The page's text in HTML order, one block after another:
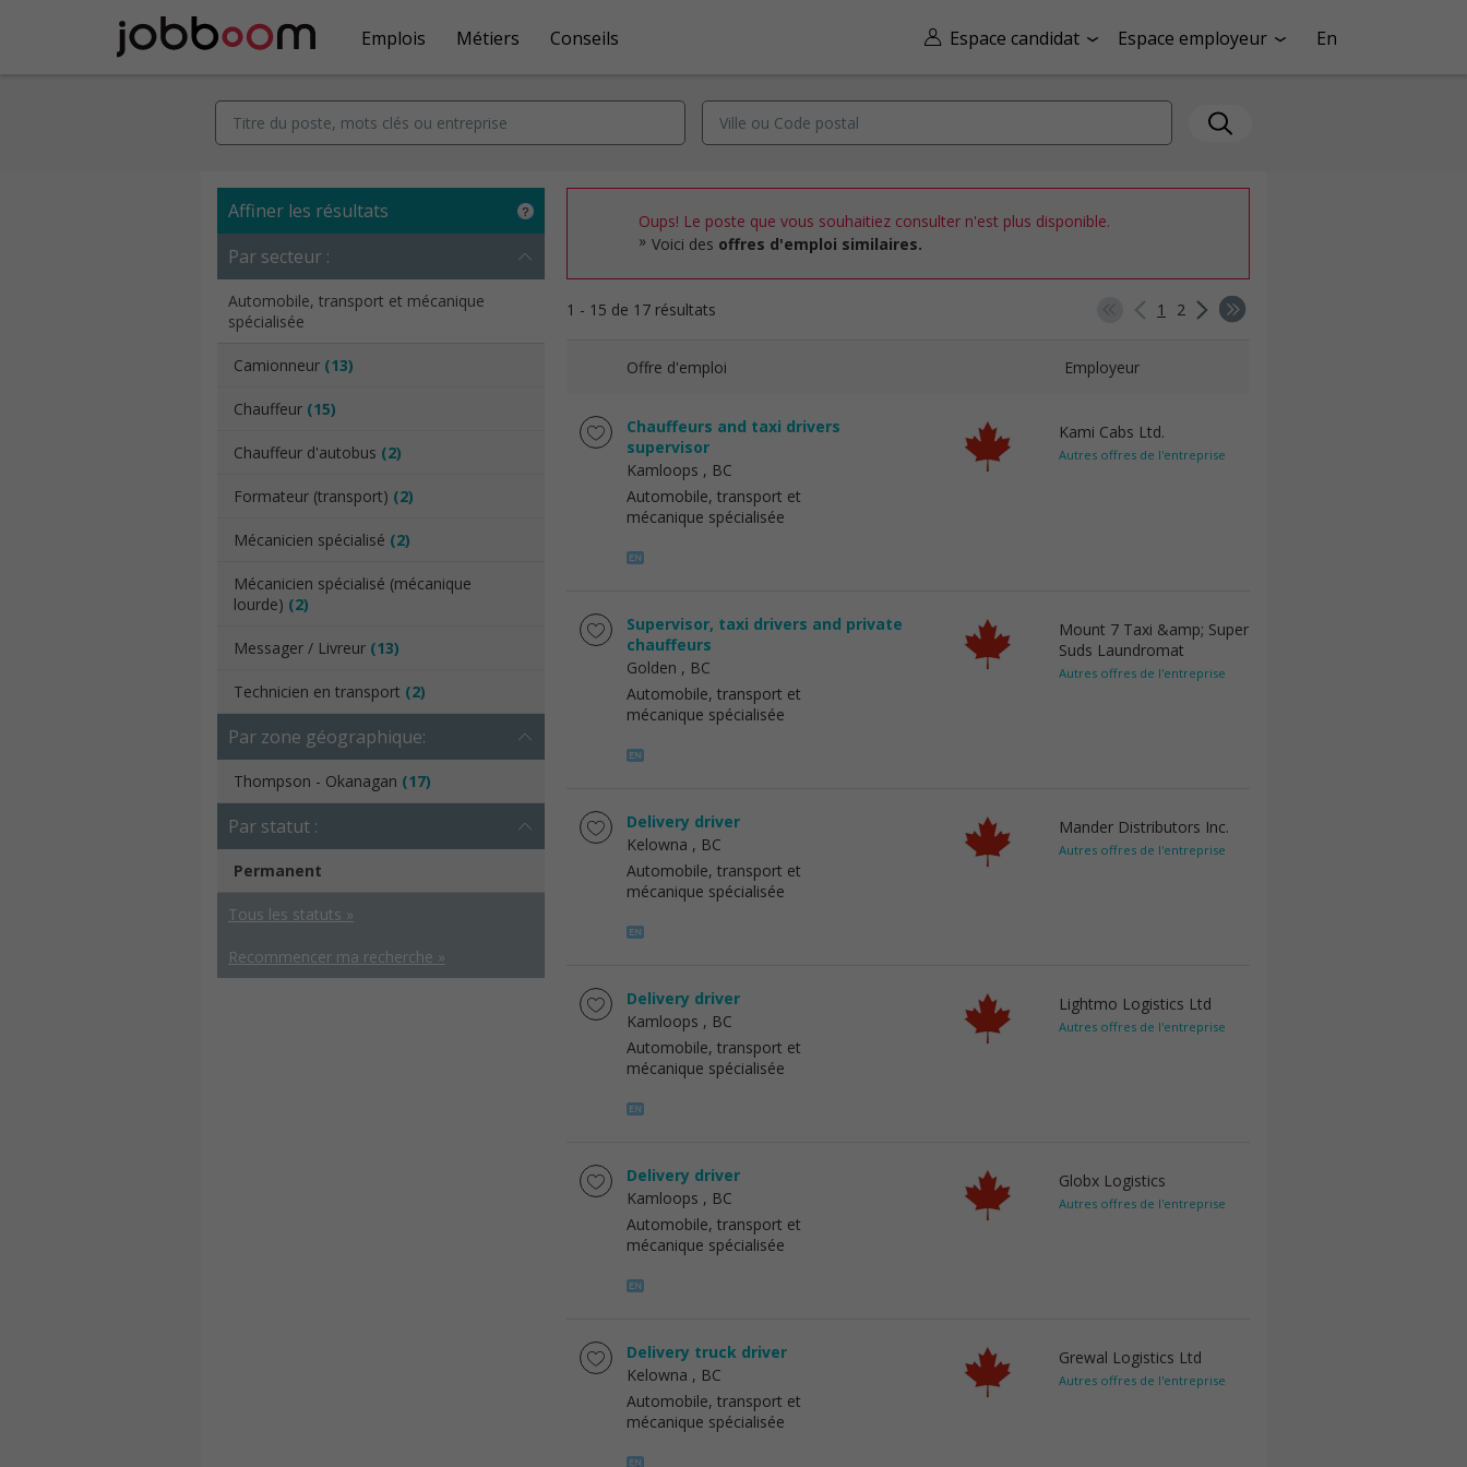
Espace candidat Espace employeur En
Emplois Métiers Conseils
Affiner les résultats
Par secteur :
Automobile, transport et mécanique
spécialisée
Camionneur (13)
Chauffeur (15)
Chauffeur d'autobus (2)
Formateur (transport) (2)
Mécanicien spécialisé (2)
Mécanicien spécialisé (mécanique
lourde) (2)
Messager / Livreur (13)
Technicien en transport (2)
Par zone géographique:
Thompson - Okanagan (17)
Par statut :
Permanent
Tous les statuts »
Recommencer ma recherche »
Oups! Le poste que vous souhaitiez consulter n'est plus disponible.
Voici des offres d'emploi similaires.
1 - 15 de 17 résultats 1 2
Offre d'emploi Employeur
Chauffeurs and taxi drivers
supervisor
Kamloops , BC
Automobile, transport et
mécanique spécialisée
Kami Cabs Ltd.
Autres offres de l'entreprise
Supervisor, taxi drivers and private
chauffeurs
Golden , BC
Automobile, transport et
mécanique spécialisée
Mount 7 Taxi &amp; Super
Suds Laundromat
Autres offres de l'entreprise
Delivery driver
Kelowna , BC
Automobile, transport et
mécanique spécialisée
Mander Distributors Inc.
Autres offres de l'entreprise
Delivery driver
Kamloops , BC
Automobile, transport et
mécanique spécialisée
Lightmo Logistics Ltd
Autres offres de l'entreprise
Delivery driver
Kamloops , BC
Automobile, transport et
mécanique spécialisée
Globx Logistics
Autres offres de l'entreprise
Delivery truck driver
Kelowna , BC
Automobile, transport et
mécanique spécialisée
Grewal Logistics Ltd
Autres offres de l'entreprise